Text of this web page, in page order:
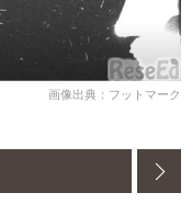
画像出典：フットマーク